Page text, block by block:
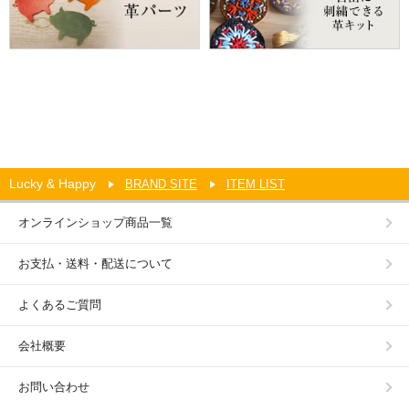
Lucky & Happy BRAND SITE ITEM LIST
オンラインショップ商品一覧
お支払・送料・配送について
よくあるご質問
会社概要
お問い合わせ